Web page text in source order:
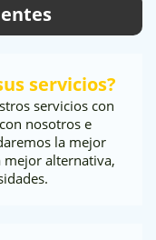
servicios?
servicios con
nosotros e
la mejor
mejor alternativa,